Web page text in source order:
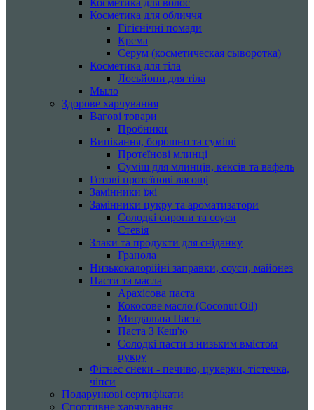
Косметика для обличчя
Гігієнічні помади
Крема
Серум (косметическая сыворотка)
Косметика для тіла
Лосьйони для тіла
Мыло
Здорове харчування
Вагові товари
Пробники
Випікання, борошно та суміші
Протеїнові млинці
Суміш для млинців, кексів та вафель
Готові протеїнові ласощі
Замінники їжі
Замінники цукру та ароматизатори
Солодкі сиропи та соуси
Стевія
Злаки та продукти для сніданку
Гранола
Низькокалорійні заправки, соуси, майонез
Пасти та масла
Арахісова паста
Кокосове масло (Coconut Oil)
Мигдальна Паста
Паста З Кеш'ю
Солодкі пасти з низьким вмістом
цукру
Фітнес снеки - печиво, цукерки, тістечка,
чіпси
Подарункові сертифікати
Спортивне харчування